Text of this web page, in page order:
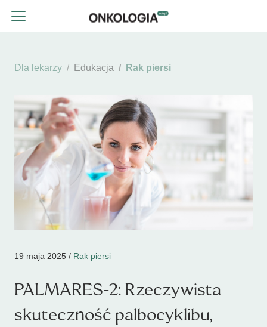
Dla lekarzy Edukacja Rak piersi
19 maja 2025 / Rak piersi
PALMARES-2: Rzeczywista
skuteczność palbocyklibu,